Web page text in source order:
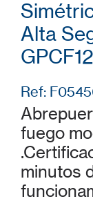
Alta
Ref:
fuego
minutos